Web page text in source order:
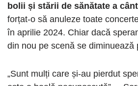
bolii și stării de sănătate a
forțat-o să anuleze toate
în aprilie 2024. Chiar dacă
din nou pe scenă se diminuează
„Sunt mulți care și-au pierdut